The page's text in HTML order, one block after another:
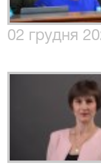
02 грудня